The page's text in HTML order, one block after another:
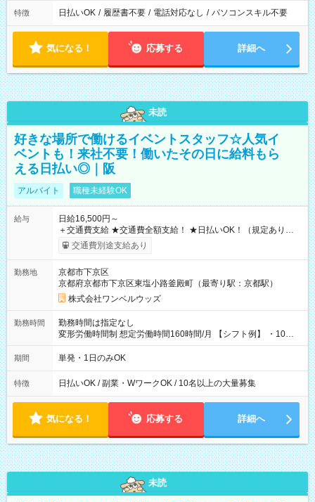
特徴 日払いOK / 履歴書不要 / 電話対応なし / パソコンスキル不要
気になる！ 応募する 詳細へ
未読
好きな場所で働けるイベントスタッフ☆人気イ
ベントも！来社不要！働いたその日に給料もら
える日払い◎｜阪
アルバイト 職種未経験OK
給与
日給16,500円～
＋交通費支給 ★交通費全額支給！ ★日払いOK！（規定あり） ┗
働いたその日に現金GET♪ お仕事後はコンビニATMから 日払
交通費別途支給あり
勤務地
京都市下京区
京都府京都市下京区東塩小路釜殿町（最寄り駅：京都駅）
株式会社ワンベルウッズ
勤務時間
勤務時間は指定なし
変形労働時間制 想定労働時間160時間/月 【シフト例】 ・10：
00～20：00
期間 単発・1日のみOK
特徴 日払いOK / 副業・WワークOK / 10名以上の大量募集
気になる！ 応募する 詳細へ
未読